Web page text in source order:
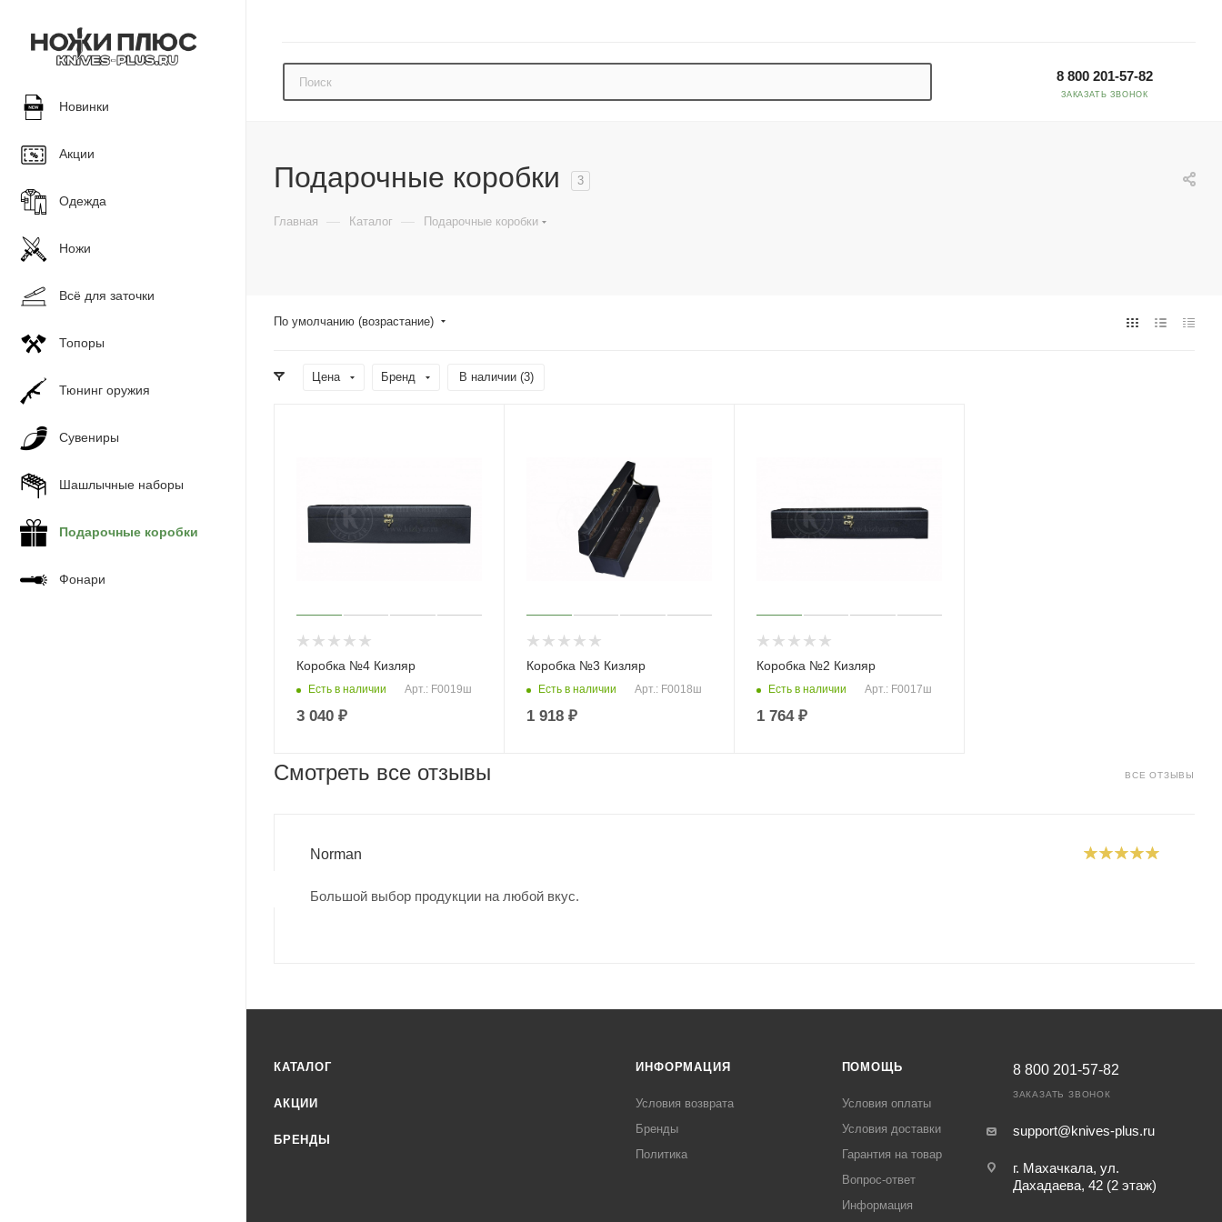
8 800 201-57-82
ЗАКАЗАТЬ ЗВОНОК
Новинки
Акции
Одежда
Ножи
Всё для заточки
Топоры
Тюнинг оружия
Сувениры
Шашлычные наборы
Подарочные коробки
Фонари
Подарочные коробки 3
Главная — Каталог — Подарочные коробки
По умолчанию (возрастание)
Цена Бренд В наличии (3)
Коробка №4 Кизляр
Есть в наличии Арт.: F0019ш
3 040 ₽
Коробка №3 Кизляр
Есть в наличии Арт.: F0018ш
1 918 ₽
Коробка №2 Кизляр
Есть в наличии Арт.: F0017ш
1 764₽
Смотреть все отзывы ВСЕ ОТЗЫВЫ
Norman
Большой выбор продукции на любой вкус.
КАТАЛОГ
АКЦИИ
БРЕНДЫ
ИНФОРМАЦИЯ
Условия возврата
Бренды
Политика
ПОМОЩЬ
Условия оплаты
Условия доставки
Гарантия на товар
Вопрос-ответ
Информация
8 800 201-57-82
ЗАКАЗАТЬ ЗВОНОК
support@knives-plus.ru
г. Махачкала, ул.
Дахадаева, 42 (2 этаж)